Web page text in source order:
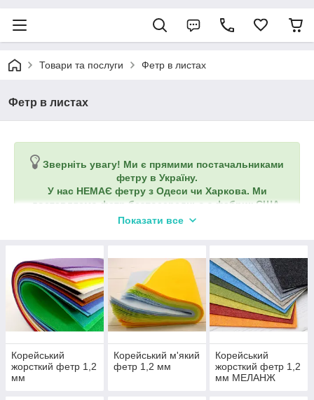
Товари та послуги Фетр в листах
Фетр в листах
Зверніть увагу! Ми є прямими постачальниками
фетру в Україну.
У нас НЕМАЄ фетру з Одеси чи Харкова. Ми
доставляємо фетр безпосередньо з фабрик США,
Італії, Кореї і Китаю.
Показати все
Корейський
жорсткий фетр 1,2
мм
Корейський м'який
фетр 1,2 мм
Корейський
жорсткий фетр 1,2
мм МЕЛАНЖ